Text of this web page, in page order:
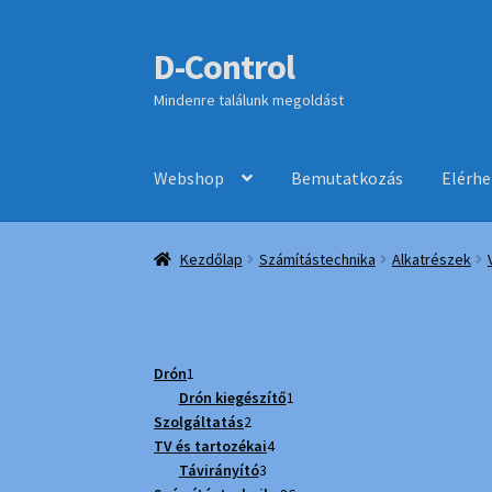
Ugrás
a
navigációhoz
Kilépés
a
tartalomba
D-Control
Mindenre találunk megoldást
Webshop Bemutatkozás
Kezdőlap Számítástechnika Alkatrészek
Drón1
termék
Drón kiegészítő1
Szolgáltatás2
termék
TV és tartozékai44
Távirányító33